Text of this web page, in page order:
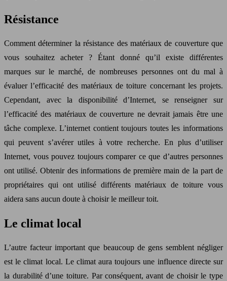
Résistance
Comment déterminer la résistance des matériaux de couverture que
vous souhaitez acheter ? Étant donné qu’il existe différentes
marques sur le marché, de nombreuses personnes ont du mal à
évaluer l’efficacité des matériaux de toiture concernant les projets.
Cependant, avec la disponibilité d’Internet, se renseigner sur
l’efficacité des matériaux de couverture ne devrait jamais être une
tâche complexe. L’internet contient toujours toutes les informations
qui peuvent s’avérer utiles à votre recherche. En plus d’utiliser
Internet, vous pouvez toujours comparer ce que d’autres personnes
ont utilisé. Obtenir des informations de première main de la part de
propriétaires qui ont utilisé différents matériaux de toiture vous
aidera sans aucun doute à choisir le meilleur toit.
Le climat local
L’autre facteur important que beaucoup de gens semblent négliger
est le climat local. Le climat aura toujours une influence directe sur
la durabilité d’une toiture. Par conséquent, avant de choisir le type